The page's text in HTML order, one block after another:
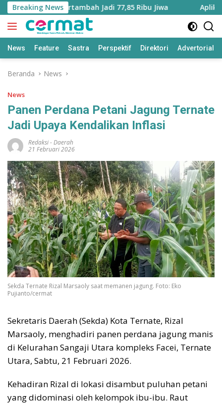
Langsung
ke
konten
Breaking News
Utara Bertambah Jadi 77,85 Ribu Jiwa Aplikasi
News Feature Sastra Perspektif Direktori Advertorial
Beranda News
News
Panen Perdana Petani Jagung Ternate
Jadi Upaya Kendalikan Inflasi
Redaksi-Daerah
21 Februari 2026
Sekda Ternate Rizal Marsaoly saat memanen jagung. Foto: Eko
Pujianto/cermat
Sekretaris Daerah (Sekda) Kota Ternate, Rizal
Marsaoly, menghadiri panen perdana jagung manis
di Kelurahan Sangaji Utara kompleks Facei, Ternate
Utara, Sabtu, 21 Februari 2026.
Kehadiran Rizal di lokasi disambut puluhan petani
yang didominasi oleh kelompok ibu-ibu. Raut